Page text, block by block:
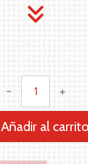
- +
Añadir al carrito